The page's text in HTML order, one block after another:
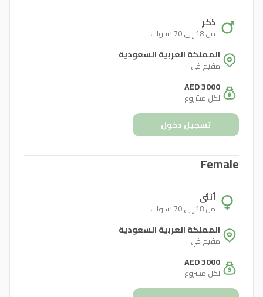
ذكر
من 18 إلى 70 سنوات
المملكة العربية السعودية
مقيم في
AED 3000
لكل مشروع
تسجيل دخول
Female
أنثى
من 18 إلى 70 سنوات
المملكة العربية السعودية
مقيم في
AED 3000
لكل مشروع